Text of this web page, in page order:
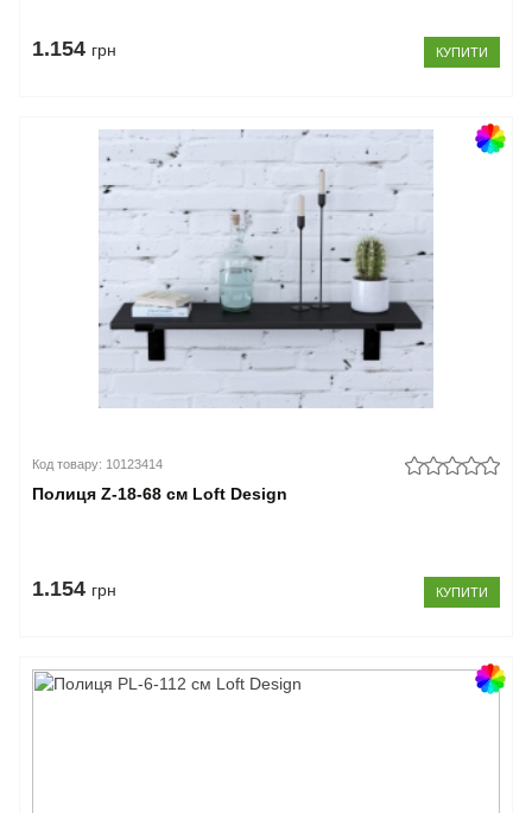
1.154 грн КУПИТИ
Код товару: 10123414
Полиця Z-18-68 см Loft Design
1.154 грн КУПИТИ